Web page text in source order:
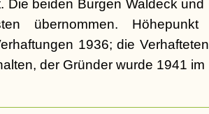
Die beiden Burgen Waldeck
übernommen.
1936; die
der Gründer wurde 1941